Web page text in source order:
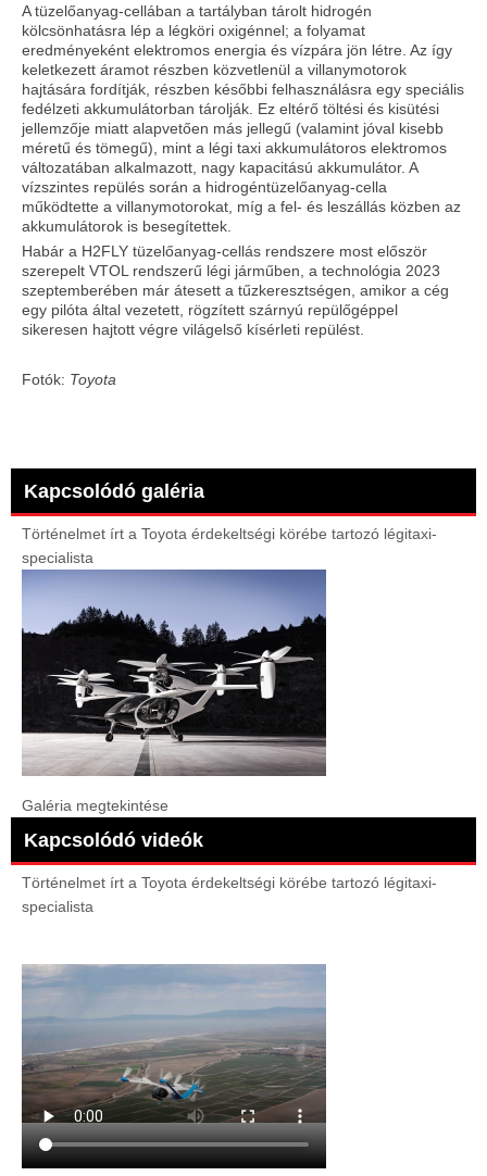
A tüzelőanyag-cellában a tartályban tárolt hidrogén
kölcsönhatásra lép a légköri oxigénnel; a folyamat
eredményeként elektromos energia és vízpára jön létre. Az így
keletkezett áramot részben közvetlenül a villanymotorok
hajtására fordítják, részben későbbi felhasználásra egy speciális
fedélzeti akkumulátorban tárolják. Ez eltérő töltési és kisütési
jellemzője miatt alapvetően más jellegű (valamint jóval kisebb
méretű és tömegű), mint a légi taxi akkumulátoros elektromos
változatában alkalmazott, nagy kapacitású akkumulátor. A
vízszintes repülés során a hidrogéntüzelőanyag-cella
működtette a villanymotorokat, míg a fel- és leszállás közben az
akkumulátorok is besegítettek.
Habár a H2FLY tüzelőanyag-cellás rendszere most először
szerepelt VTOL rendszerű légi járműben, a technológia 2023
szeptemberében már átesett a tűzkeresztségen, amikor a cég
egy pilóta által vezetett, rögzített szárnyú repülőgéppel
sikeresen hajtott végre világelső kísérleti repülést.
Fotók: Toyota
Kapcsolódó galéria
Történelmet írt a Toyota érdekeltségi körébe tartozó légitaxi-
specialista
Galéria megtekintése
Kapcsolódó videók
Történelmet írt a Toyota érdekeltségi körébe tartozó légitaxi-
specialista